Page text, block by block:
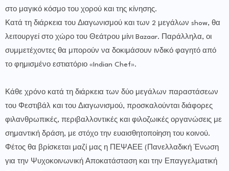
στο μαγικό κόσμο του χορού και της κίνησης.
Κατά τη διάρκεια του Διαγωνισμού και των 2 μεγάλων show, θα
λειτουργεί στο χώρο του Θεάτρου μίνι Bazaar. Παράλληλα, οι
συμμετέχοντες θα μπορούν να δοκιμάσουν ινδικό φαγητό από
το φημισμένο εστιατόριο «Indian Chef».
Κάθε χρόνο κατά τη διάρκεια των δύο μεγάλων παραστάσεων
του Φεστιβάλ και του Διαγωνισμού, προσκαλούνται διάφορες
φιλανθρωπικές, περιβαλλοντικές και φιλοζωικές οργανώσεις με
σημαντική δράση, με στόχο την ευαισθητοποίηση του κοινού.
Φέτος θα βρίσκεται μαζί μας η ΠΕΨΑΕΕ (Πανελλαδική Ένωση
για την Ψυχοκοινωνική Αποκατάσταση και την Επαγγελματική